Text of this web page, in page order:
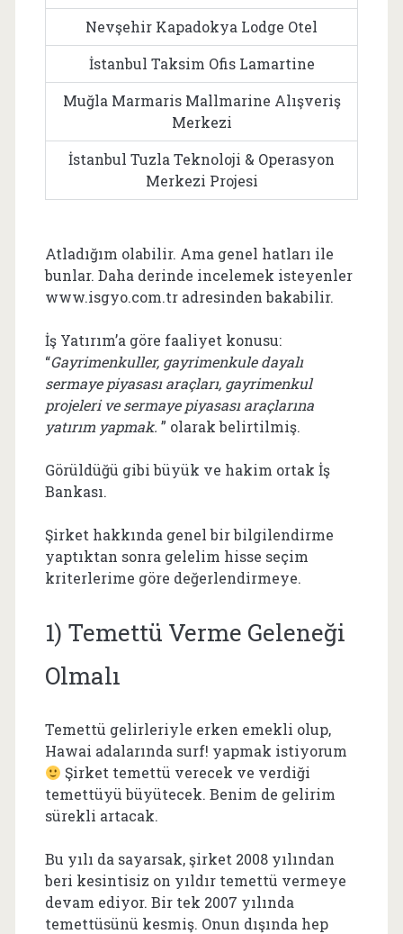
Nevşehir Kapadokya Lodge Otel
İstanbul Taksim Ofis Lamartine
Muğla Marmaris Mallmarine Alışveriş
Merkezi
İstanbul Tuzla Teknoloji & Operasyon
Merkezi Projesi
Atladığım olabilir. Ama genel hatları ile
bunlar. Daha derinde incelemek isteyenler
www.isgyo.com.tr adresinden bakabilir.
İş Yatırım’a göre faaliyet konusu:
“Gayrimenkuller, gayrimenkule dayalı
sermaye piyasası araçları, gayrimenkul
projeleri ve sermaye piyasası araçlarına
yatırım yapmak. ” olarak belirtilmiş.
Görüldüğü gibi büyük ve hakim ortak İş
Bankası.
Şirket hakkında genel bir bilgilendirme
yaptıktan sonra gelelim hisse seçim
kriterlerime göre değerlendirmeye.
1) Temettü Verme Geleneği
Olmalı
Temettü gelirleriyle erken emekli olup,
Hawai adalarında surf! yapmak istiyorum
Şirket temettü verecek ve verdiği
temettüyü büyütecek. Benim de gelirim
sürekli artacak.
Bu yılı da sayarsak, şirket 2008 yılından
beri kesintisiz on yıldır temettü vermeye
devam ediyor. Bir tek 2007 yılında
temettüsünü kesmiş. Onun dışında hep